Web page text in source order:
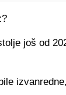
još od